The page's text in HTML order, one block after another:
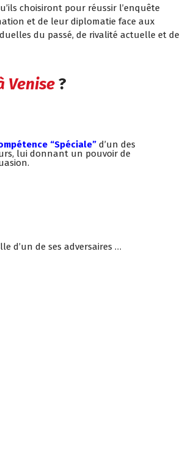
choisiront pour réussir l’enquête
et de leur diplomatie face aux
du passé, de rivalité actuelle et de
Venise?
“Spéciale”d’un des
lui donnant un pouvoir de
d’un de ses adversaires …